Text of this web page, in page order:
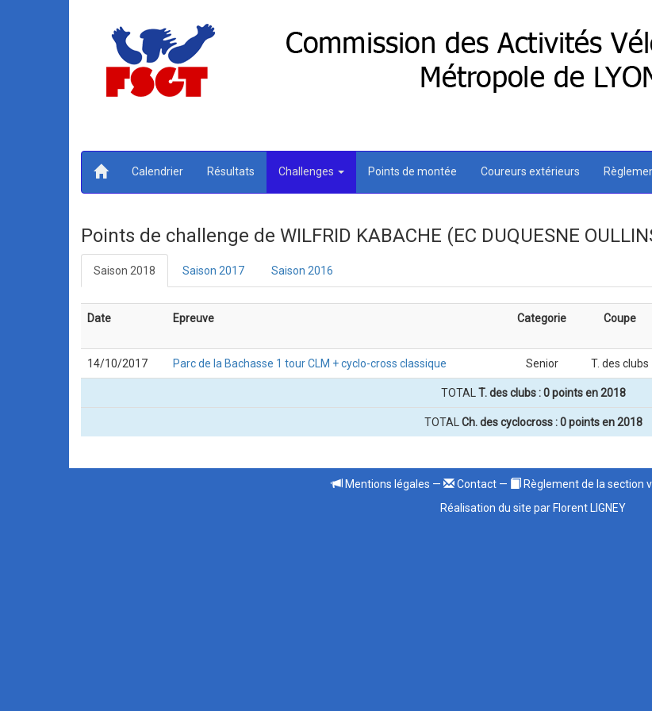
Calendrier Résultats Challenges Points de montée Coureurs extérieurs
Points de challenge de WILFRID KABACHE (EC DUQUESNE
Saison 2018 Saison 2017 Saison 2016
Date Epreuve Categorie Coupe
14/10/2017 Parc de la Bachasse 1 tour CLM + cyclo-cross classique Senior T. des clubs
TOTAL T. des clubs : 0 points en 2018
TOTAL Ch. des cyclocross : 0 points en 2018
Mentions légales — Contact—
Règlement de la section
Réalisation du site par Florent LIGNEY